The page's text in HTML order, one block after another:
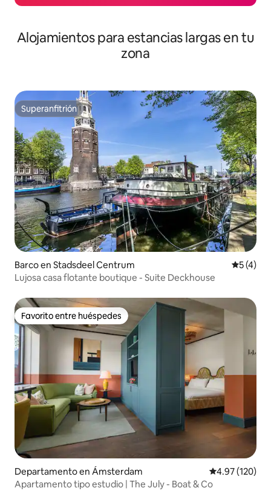
Alojamientos para estancias largas en tu
zona
Superanfitrión
Superanfitrión
Barco en Stadsdeel Centrum
5 (4)
Lujosa casa flotante boutique - Suite Deckhouse
Favorito entre huéspedes
Favorito entre huéspedes
Departamento en Ámsterdam Calificación
4.97 (120)
Apartamento tipo estudio | The July - Boat & Co